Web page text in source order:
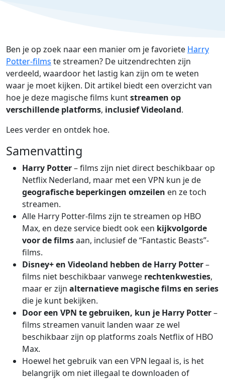
Ben je op zoek naar een manier om je favoriete Harry
Potter-films te streamen? De uitzendrechten zijn
verdeeld, waardoor het lastig kan zijn om te weten
waar je moet kijken. Dit artikel biedt een overzicht van
hoe je deze magische films kuntstreamen op
verschillende platforms, inclusief Videoland.
Lees verder en ontdek hoe.
Samenvatting
Harry Potter– films zijn niet direct beschikbaar op
Netflix Nederland, maar met een VPN kun je de
geografische beperkingen omzeilen en ze toch
streamen.
Alle Harry Potter-films zijn te streamen op HBO
Max, en deze service biedt ook een kijkvolgorde
voor de filmsaan, inclusief de “Fantastic Beasts”-
films.
Disney+ en Videoland hebben de Harry Potter–
films niet beschikbaar vanwege rechtenkwesties,
maar er zijn alternatieve magische films en series
die je kunt bekijken.
Door een VPN te gebruiken, kun je Harry Potter–
films streamen vanuit landen waar ze wel
beschikbaar zijn op platforms zoals Netflix of HBO
Max.
Hoewel het gebruik van een VPN legaal is, is het
belangrijk om niet illegaal te downloaden of